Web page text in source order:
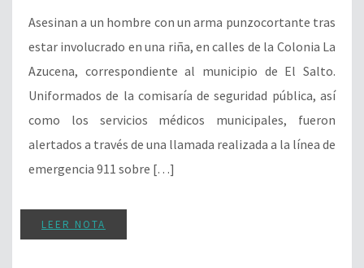
Asesinan a un hombre con un arma punzocortante tras
estar involucrado en una riña, en calles de la Colonia La
Azucena, correspondiente al municipio de El Salto.
Uniformados de la comisaría de seguridad pública, así
como los servicios médicos municipales, fueron
alertados a través de una llamada realizada a la línea de
emergencia 911 sobre […]
LEER NOTA